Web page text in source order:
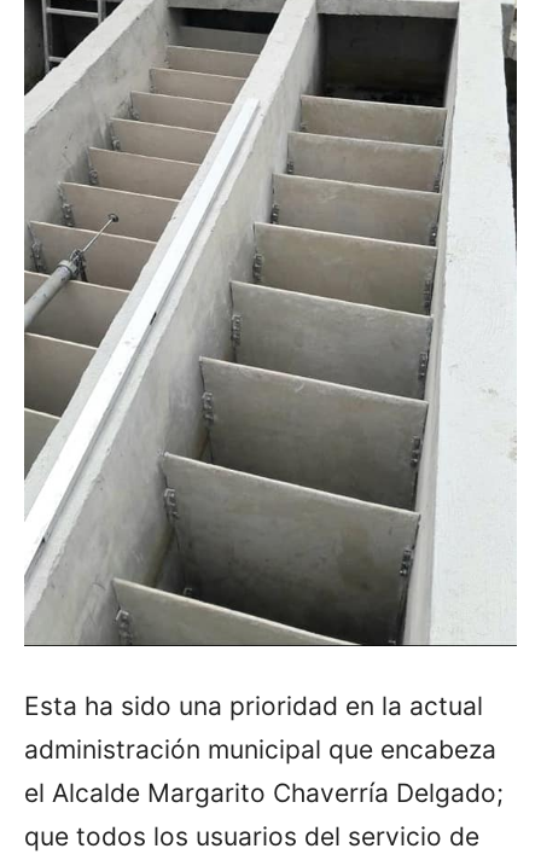
Esta ha sido una prioridad en la actual
administración municipal que encabeza
el Alcalde Margarito Chaverría Delgado;
que todos los usuarios del servicio de